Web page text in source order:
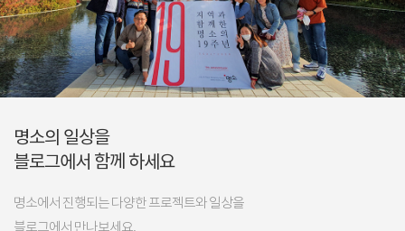
명소의 일상을
블로그에서 함께 하세요
명소에서 진행되는 다양한 프로젝트와 일상을